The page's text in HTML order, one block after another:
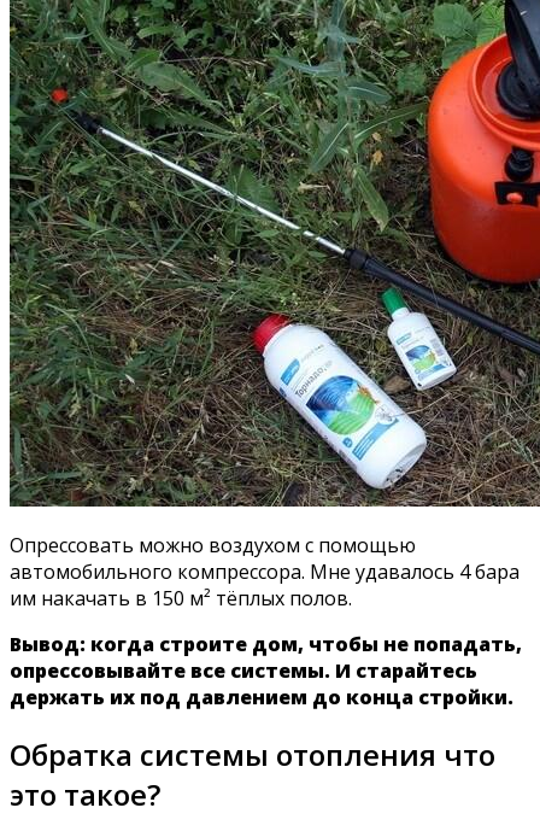
Опрессовать можно воздухом с помощью
автомобильного компрессора. Мне удавалось 4 бара
им накачать в 150 м² тёплых полов.
Вывод: когда строите дом, чтобы не попадать,
опрессовывайте все системы. И старайтесь
держать их под давлением до конца стройки.
Обратка системы отопления что
это такое?